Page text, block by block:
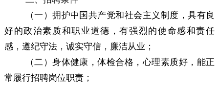
（一）拥护中国共产党和社会主义制度，具有良
好的政治素质和职业道德，有强烈的使命感和责任
感，遵纪守法，诚实守信，廉洁从业；
（二）身体健康，体检合格，心理素质好， 能正
常履行招聘岗位职责；